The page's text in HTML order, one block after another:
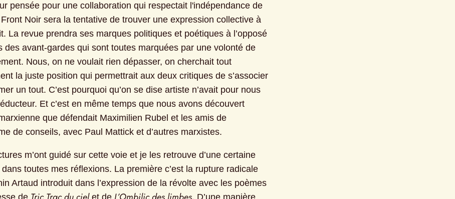
pensée pour une collaboration qui respectait l'indépendance de
Noir sera la tentative de trouver une expression collective à
La revue prendra ses marques politiques et poétiques à l’opposé
des avant-gardes qui sont toutes marquées par une volonté de
Nous, on ne voulait rien dépasser, on cherchait tout
la juste position qui permettrait aux deux critiques de s’associer
un tout. C’est pourquoi qu’on se dise artiste n’avait pour nous
Et c’est en même temps que nous avons découvert
marxienne que défendait Maximilien Rubel et les amis de
de conseils, avec Paul Mattick et d’autres marxistes.
m’ont guidé sur cette voie et je les retrouve d’une certaine
toutes mes réflexions. La première c’est la rupture radicale
Artaud introduit dans l’expression de la révolte avec les poèmes